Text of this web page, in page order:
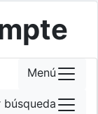
Menú
búsqueda